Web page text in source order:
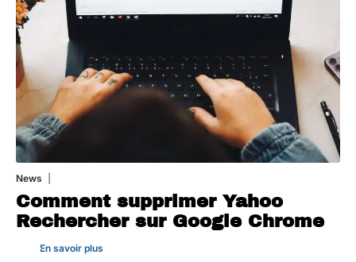
News
Comment supprimer Yahoo
Rechercher sur Google Chrome
En savoir plus